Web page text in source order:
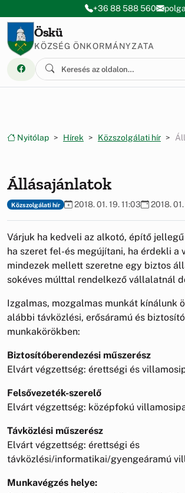
Ugrás a menüre
Ugrás a tartalomra+36 88 588 560
Öskü
KÖZSÉG ÖNKORMÁNYZATA
Nyitólap Hírek Közszolgálati hír
Állásajánlatok
Közszolgálati hír 2018. 01. 19. 11:03 2018. 01.
Várjuk ha kedveli az alkotó, építő
ha szeret fel-és megújítani, ha érdekli a
mindezek mellett szeretne egy biztos
sokéves múlttal rendelkező vállalatnál
Izgalmas, mozgalmas munkát kínálunk
alábbi távközlési, erősáramú és
munkakörökben:
Biztosítóberendezési műszerész
Elvárt végzettség: érettségi és
Felsővezeték-szerelő
Elvárt végzettség: középfokú
Távközlési műszerész
Elvárt végzettség: érettségi és
távközlési/informatikai/gyengeáramú
Munkavégzés helye: